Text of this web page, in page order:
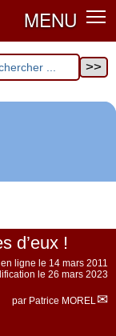
MENU
d’eux !
ligne le 14 mars 2011
le 26 mars 2023
par Patrice MOREL